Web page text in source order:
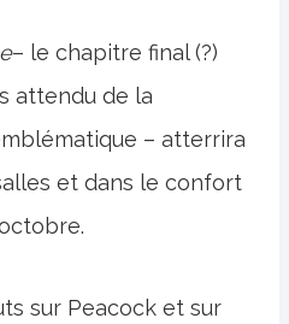
– le chapitre final (?)
attendu de la
– atterrira
et dans le confort
sur Peacock et sur